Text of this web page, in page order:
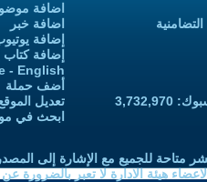
اضافة
اضافة خبر
إضافة
إضافة كتاب
- English
أضف حملة
تعديل
ابحث في
متاحة للجميع مع الإشارة إلى المصدر
هيئة الادارة لا تعبر بالضرورة